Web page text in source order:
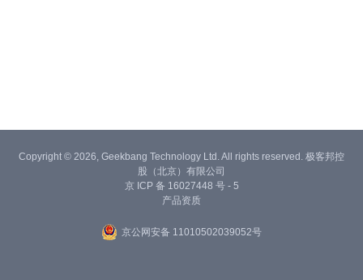
Copyright © 2026, Geekbang Technology Ltd. All rights reserved. 极客邦控
股（北京）有限公司
京 ICP 备 16027448 号 - 5
产品资质
京公网安备 11010502039052号